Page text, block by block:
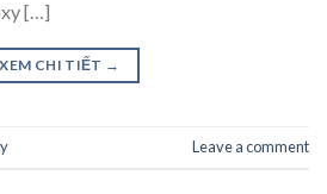
[…]
XEM CHI TIẾT →
Leave a comment